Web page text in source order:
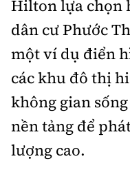
Hilton lựa chọn
dân cư Phước
một ví dụ điển
các khu đô thị
không gian
nền tảng để
lượng cao.